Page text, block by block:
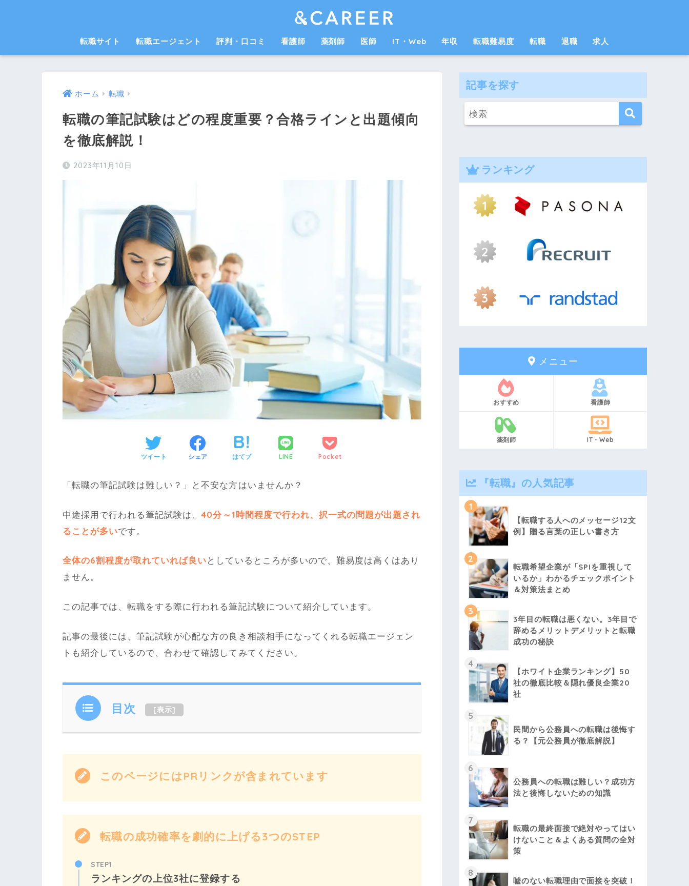
転職サイト 転職エージェント 評判・口コミ 看護師 薬剤師 医師 IT・Web 年収 転職難易度 転職 退職 求人
ホーム 転職
転職の筆記試験はどの程度重要？合格ラインと出題傾向
を徹底解説！
2023年11月10日
ツイート シェア はてブ LINE Pocket
「転職の筆記試験は難しい？」と不安な方はいませんか？
中途採用で行われる筆記試験は、40分～1時間程度で行われ、択一式の問題が出題され
ることが多いです。
全体の6割程度が取れていれば良いとしているところが多いので、難易度は高くはあり
ません。
この記事では、転職をする際に行われる筆記試験について紹介しています。
記事の最後には、筆記試験が心配な方の良き相談相手になってくれる転職エージェン
トも紹介しているので、合わせて確認してみてください。
目次 [表示]
このページにはPRリンクが含まれています
転職の成功確率を劇的に上げる3つのSTEP
STEP1
ランキングの上位3社に登録する
記事を探す
ランキング
メニュー
おすすめ 看護師
薬剤師 IT・Web
『転職』の人気記事
1
【転職する人へのメッセージ12文
例】贈る言葉の正しい書き方
2
転職希望企業が「SPIを重視して
いるか」わかるチェックポイント
＆対策法まとめ
3
3年目の転職は悪くない。3年目で
辞めるメリットデメリットと転職
成功の秘訣
4
【ホワイト企業ランキング】50
社の徹底比較＆隠れ優良企業20
社
5
民間から公務員への転職は後悔す
る？【元公務員が徹底解説】
6
公務員への転職は難しい？成功方
法と後悔しないための知識
7
転職の最終面接で絶対やってはい
けないこと＆よくある質問の全対
策
8
嘘のない転職理由で面接を突破！